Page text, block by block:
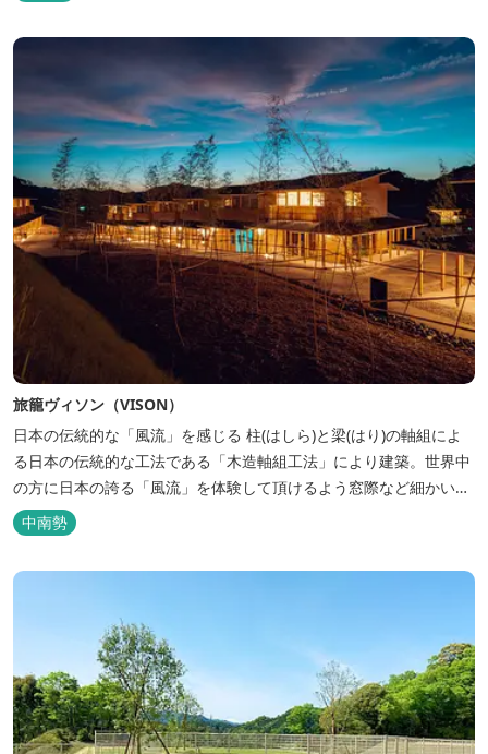
旅籠ヴィソン（VISON）
日本の伝統的な「風流」を感じる 柱(はしら)と梁(はり)の軸組によ
る日本の伝統的な工法である「木造軸組工法」により建築。世界中
の方に日本の誇る「風流」を体験して頂けるよう窓際など細かいデ
ィテールにこだわりました。4棟から成る旅籠棟では各棟1階に入居
するテナントプロデュースにより洗練された世界観を各客室でお楽
しみいただけ...
中南勢